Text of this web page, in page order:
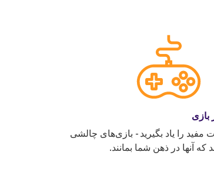
بازی
را یاد بگیرید - بازی‌های چالشی
آنها در ذهن شما بمانند.